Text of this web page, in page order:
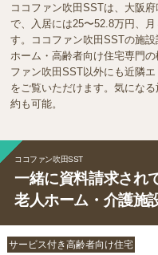
ココファン吹田SSTは、大阪
で、入居には25〜52.8万円、
す。ココファン吹田SSTの施
ホーム・高齢者向け住宅専門
ファン吹田SST以外にも近隣
をご覧いただけます。気にな
約も可能。
ココファン吹田SST
一緒に資料請求され
老人ホーム・介護施
サービス付き高齢者向け住宅